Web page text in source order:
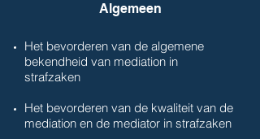
Algemeen
Het bevorderen van de algemene
bekendheid van mediation in
strafzaken
Het bevorderen van de kwaliteit van de
mediation en de mediator in strafzaken